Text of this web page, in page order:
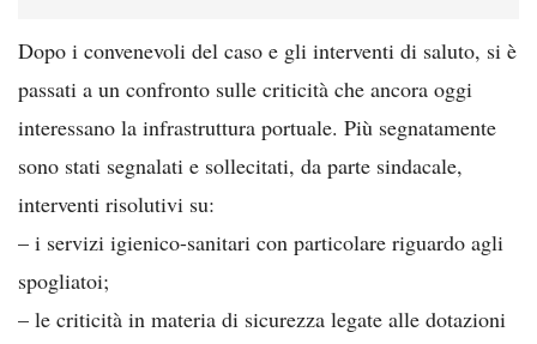
Dopo i convenevoli del caso e gli interventi di saluto, si è
passati a un confronto sulle criticità che ancora oggi
interessano la infrastruttura portuale. Più segnatamente
sono stati segnalati e sollecitati, da parte sindacale,
interventi risolutivi su:
– i servizi igienico-sanitari con particolare riguardo agli
spogliatoi;
– le criticità in materia di sicurezza legate alle dotazioni